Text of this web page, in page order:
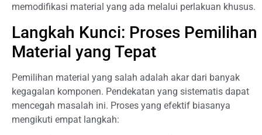
memodifikasi material yang ada melalui perlakuan khusus.
Langkah Kunci: Proses Pemilihan
Material yang Tepat
Pemilihan material yang salah adalah akar dari banyak
kegagalan komponen. Pendekatan yang sistematis dapat
mencegah masalah ini. Proses yang efektif biasanya
mengikuti empat langkah: